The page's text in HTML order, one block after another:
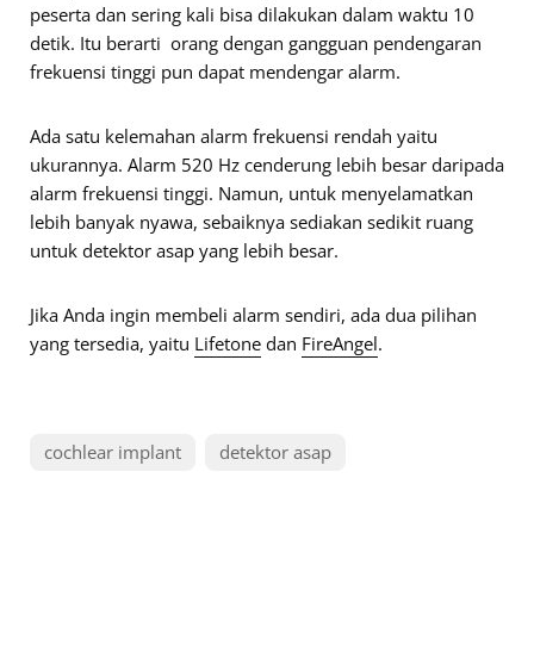
peserta dan sering kali bisa dilakukan dalam waktu 10
detik. Itu berarti orang dengan gangguan pendengaran
frekuensi tinggi pun dapat mendengar alarm.
Ada satu kelemahan alarm frekuensi rendah yaitu
ukurannya. Alarm 520 Hz cenderung lebih besar daripada
alarm frekuensi tinggi. Namun, untuk menyelamatkan
lebih banyak nyawa, sebaiknya sediakan sedikit ruang
untuk detektor asap yang lebih besar.
Jika Anda ingin membeli alarm sendiri, ada dua pilihan
yang tersedia, yaitu Lifetone dan FireAngel.
cochlear implant detektor asap